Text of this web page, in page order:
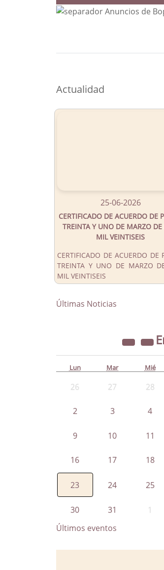
Actualidad
25-06-2026
CERTIFICADO DE ACUERDO DE
TREINTA Y UNO DE MARZO DE
MIL VEINTISEIS
CERTIFICADO DE ACUERDO DE
TREINTA Y UNO DE MARZO
MIL VEINTISEIS
Últimas Noticias
Lun Mar Mié
26 27 28
2 3 4
9 10 11
16 17 18
23 24 25
30 31 1
Últimos eventos